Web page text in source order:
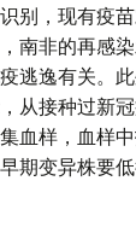
别，现有疫
南非的再感
逃逸有关。
从接种过新
血样，血样
期变异株要